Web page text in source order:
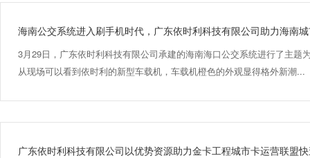
海南公交系统进入刷手机时代，广东依时利科技有限公司助力海南
3月29日，广东依时利科技有限公司承建的海南海口公交系统进行了主题
从现场可以看到依时利的新型车载机，车载机橙色的外观显得格外新潮...
广东依时利科技有限公司以优势资源助力金卡工程城市卡运营联盟